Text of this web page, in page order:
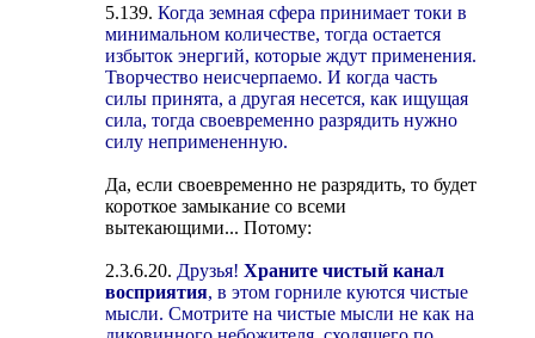
5.139. Когда земная сфера принимает токи в
минимальном количестве, тогда остается
избыток энергий, которые ждут применения.
Творчество неисчерпаемо. И когда часть
силы принята, а другая несется, как ищущая
сила, тогда своевременно разрядить нужно
силу непримененную.
Да, если своевременно не разрядить, то будет
короткое замыкание со всеми
вытекающими... Потому:
2.3.6.20. Друзья! Храните чистый канал
восприятия, в этом горниле куются чистые
мысли. Смотрите на чистые мысли не как на